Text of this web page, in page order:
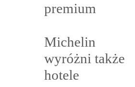
premium
Michelin
wyróżni także
hotele